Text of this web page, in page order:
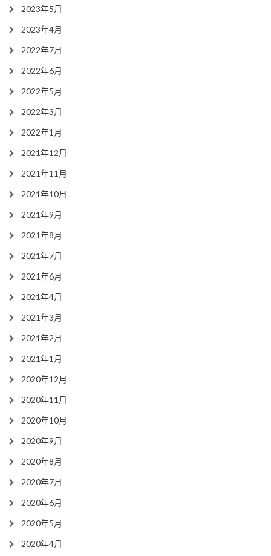
2023年5月
2023年4月
2022年7月
2022年6月
2022年5月
2022年3月
2022年1月
2021年12月
2021年11月
2021年10月
2021年9月
2021年8月
2021年7月
2021年6月
2021年4月
2021年3月
2021年2月
2021年1月
2020年12月
2020年11月
2020年10月
2020年9月
2020年8月
2020年7月
2020年6月
2020年5月
2020年4月